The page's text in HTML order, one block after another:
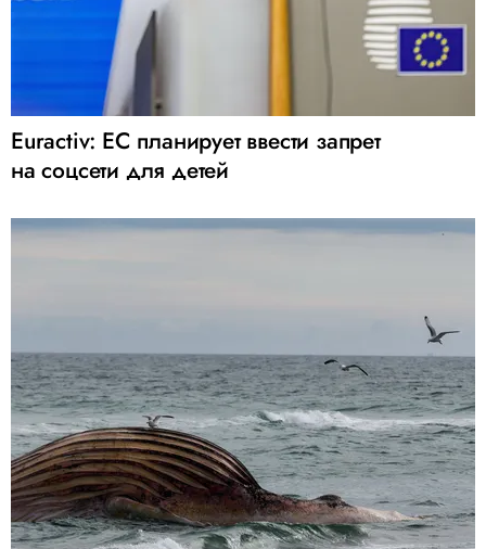
Euractiv: ЕС планирует ввести запрет
на соцсети для детей